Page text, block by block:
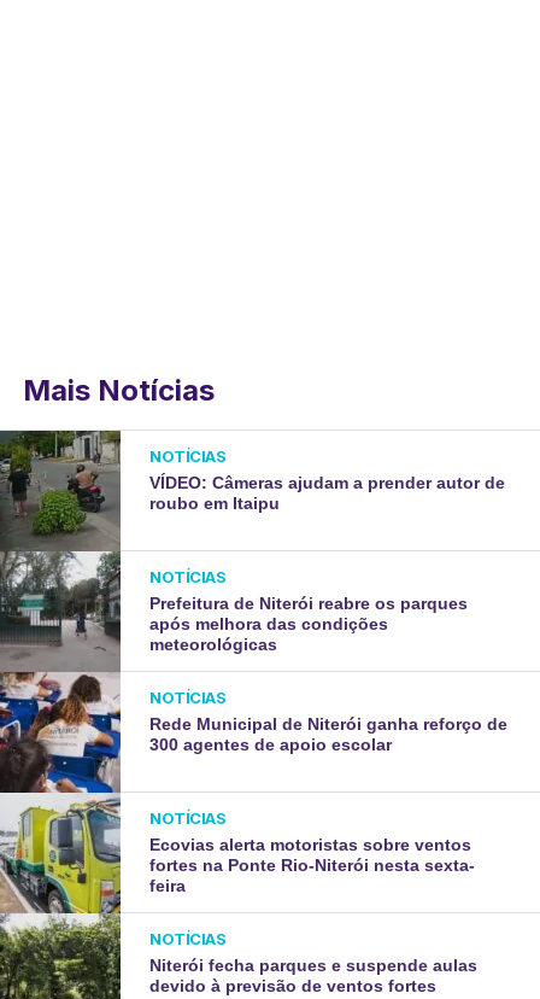
Mais Notícias
NOTÍCIAS
VÍDEO: Câmeras ajudam a prender autor de
roubo em Itaipu
NOTÍCIAS
Prefeitura de Niterói reabre os parques
após melhora das condições
meteorológicas
NOTÍCIAS
Rede Municipal de Niterói ganha reforço de
300 agentes de apoio escolar
NOTÍCIAS
Ecovias alerta motoristas sobre ventos
fortes na Ponte Rio-Niterói nesta sexta-
feira
NOTÍCIAS
Niterói fecha parques e suspende aulas
devido à previsão de ventos fortes